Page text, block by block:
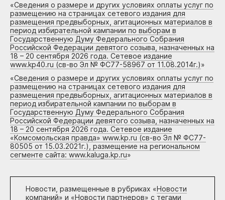
«Сведения о размере и других условиях оплаты услуг по
размещению на страницах сетевого издания для
размещения предвыборных, агитационных материалов в
период избирательной кампании по выборам в
Государственную Думу Федерального Собрания
Российской Федерации девятого созыва, назначенных на
18 – 20 сентября 2026 года. Сетевое издание
www.kp40.ru (св-во Эл № ФС77-58967 от 11.08.2014г.)»
«Сведения о размере и других условиях оплаты услуг по
размещению на страницах сетевого издания для
размещения предвыборных, агитационных материалов в
период избирательной кампании по выборам в
Государственную Думу Федерального Собрания
Российской Федерации девятого созыва, назначенных на
18 – 20 сентября 2026 года. Сетевое издание
«Комсомольская правда» www.kp.ru (св-во Эл № ФС77-
80505 от 15.03.2021г.), размещение на региональном
сегменте сайта: www.kaluga.kp.ru»
Новости, размещенные в рубриках «Новости
компаний» и «Новости партнеров» с тегами